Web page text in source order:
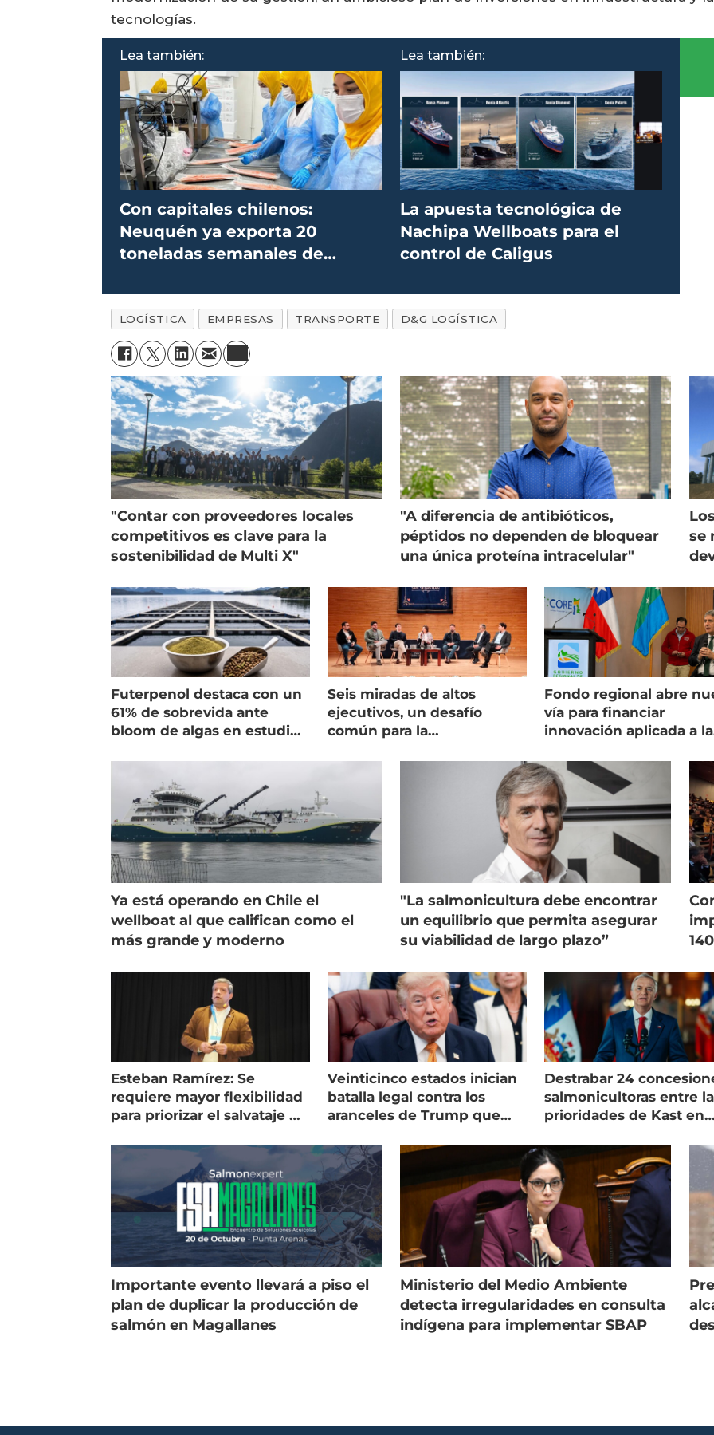
tecnologías.
Lea también:
Con capitales chilenos:
Neuquén ya exporta 20
toneladas semanales de
Lea también:
La apuesta tecnológica de
Nachipa Wellboats para el
control de Caligus
LOGÍSTICA EMPRESAS TRANSPORTE D&G LOGÍSTICA
"Contar con proveedores locales
competitivos es clave para la
sostenibilidad de Multi X"
"A diferencia de antibióticos,
péptidos no dependen de bloquear
una única proteína intracelular"
se
Futerpenol destaca con un
61% de sobrevida ante
bloom de algas en estudio
Seis miradas de altos
ejecutivos, un desafío
común para la
Fondo regional abre
vía para financiar
innovación aplicada a la
Ya está operando en Chile el
wellboat al que califican como el
más grande y moderno
"La salmonicultura debe encontrar
un equilibrio que permita asegurar
su viabilidad de largo plazo”
Esteban Ramírez: Se
requiere mayor flexibilidad
para priorizar el salvataje de
Veinticinco estados inician
batalla legal contra los
aranceles de Trump que
Destrabar 24
salmonicultoras entre
prioridades de Kast en
Importante evento llevará a piso el
plan de duplicar la producción de
salmón en Magallanes
Ministerio del Medio Ambiente
detecta irregularidades en consulta
indígena para implementar SBAP